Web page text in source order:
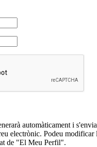
automàticament i
electrònic. Podeu modificar
de "El Meu Perfil".